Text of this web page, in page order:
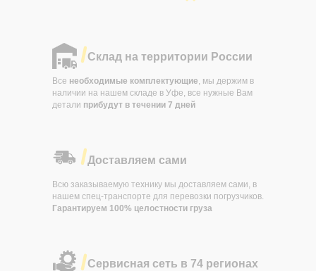
Сервисная сеть в 74 регионах
Все необходимые комплектующие, мы держим в
наличии на нашем складе в Уфе, все нужные Вам
детали прибудут в течении 7 дней
Склад на территории России
Всю заказываемую технику мы доставляем сами, в
нашем спец-транспорте для перевозки погрузчиков.
Гарантируем 100% целостности груза
Доставляем сами